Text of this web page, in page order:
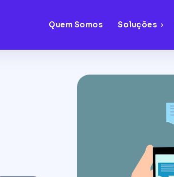
Quem Somos Soluções